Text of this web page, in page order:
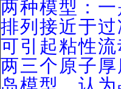
两种模型：
排列接近于
可引起粘性
两三个原子